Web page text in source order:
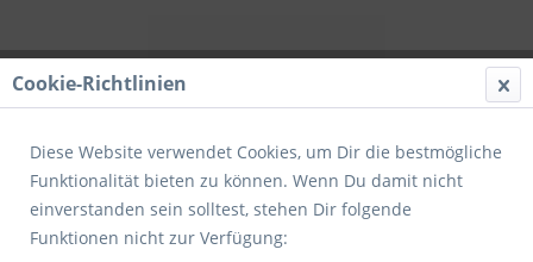
Cookie-Richtlinien
Diese Website verwendet Cookies, um Dir die bestmögliche
Funktionalität bieten zu können. Wenn Du damit nicht
einverstanden sein solltest, stehen Dir folgende
Funktionen nicht zur Verfügung: